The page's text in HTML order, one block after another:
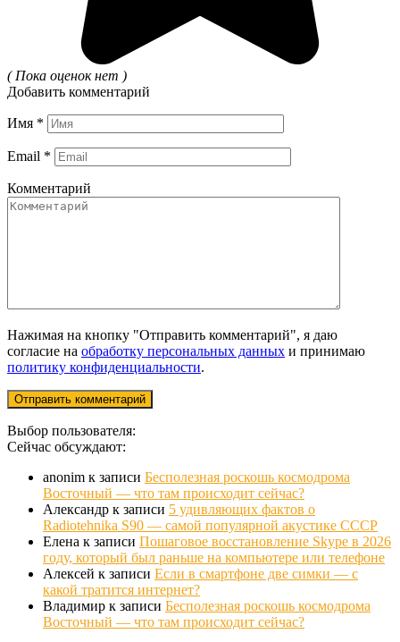
( Пока оценок нет )
Добавить комментарий
Имя *
Email *
Комментарий
Нажимая на кнопку "Отправить комментарий", я даю
согласие на обработку персональных данных и принимаю
политику конфиденциальности.
Выбор пользователя:
Сейчас обсуждают:
anonim к записи Бесполезная роскошь космодрома
Восточный — что там происходит сейчас?
Александр к записи 5 удивляющих фактов о
Radiotehnika S90 — самой популярной акустике СССР
Елена к записи Пошаговое восстановление Skype в 2026
году, который был раньше на компьютере или телефоне
Алексей к записи Если в смартфоне две симки — с
какой тратится интернет?
Владимир к записи Бесполезная роскошь космодрома
Восточный — что там происходит сейчас?